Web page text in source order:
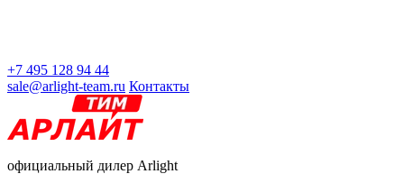
+7 495 128 94 44
sale@arlight-team.ru Контакты
официальный дилер Arlight